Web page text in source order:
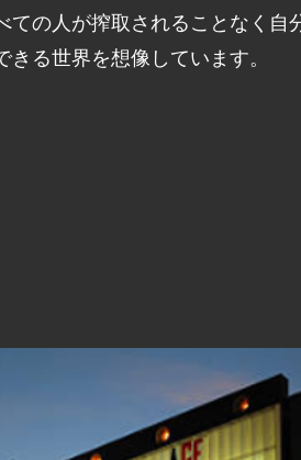
ての人が搾取されることなく自
きる世界を想像しています。